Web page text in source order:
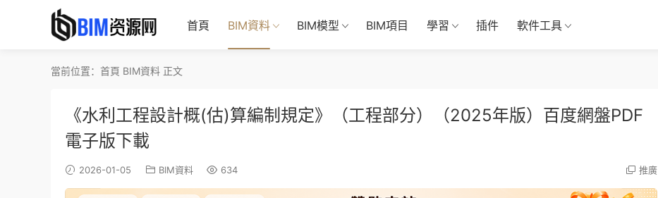
首頁 BIM資料 BIM模型 BIM項目 學習 插件 軟件工具
當前位置： 首頁 BIM資料 正文
《水利工程設計概(估)算編制規定》（工程部分）（2025年版）百度網盤PDF
電子版下載
2026-01-05 BIM資料 634 推廣